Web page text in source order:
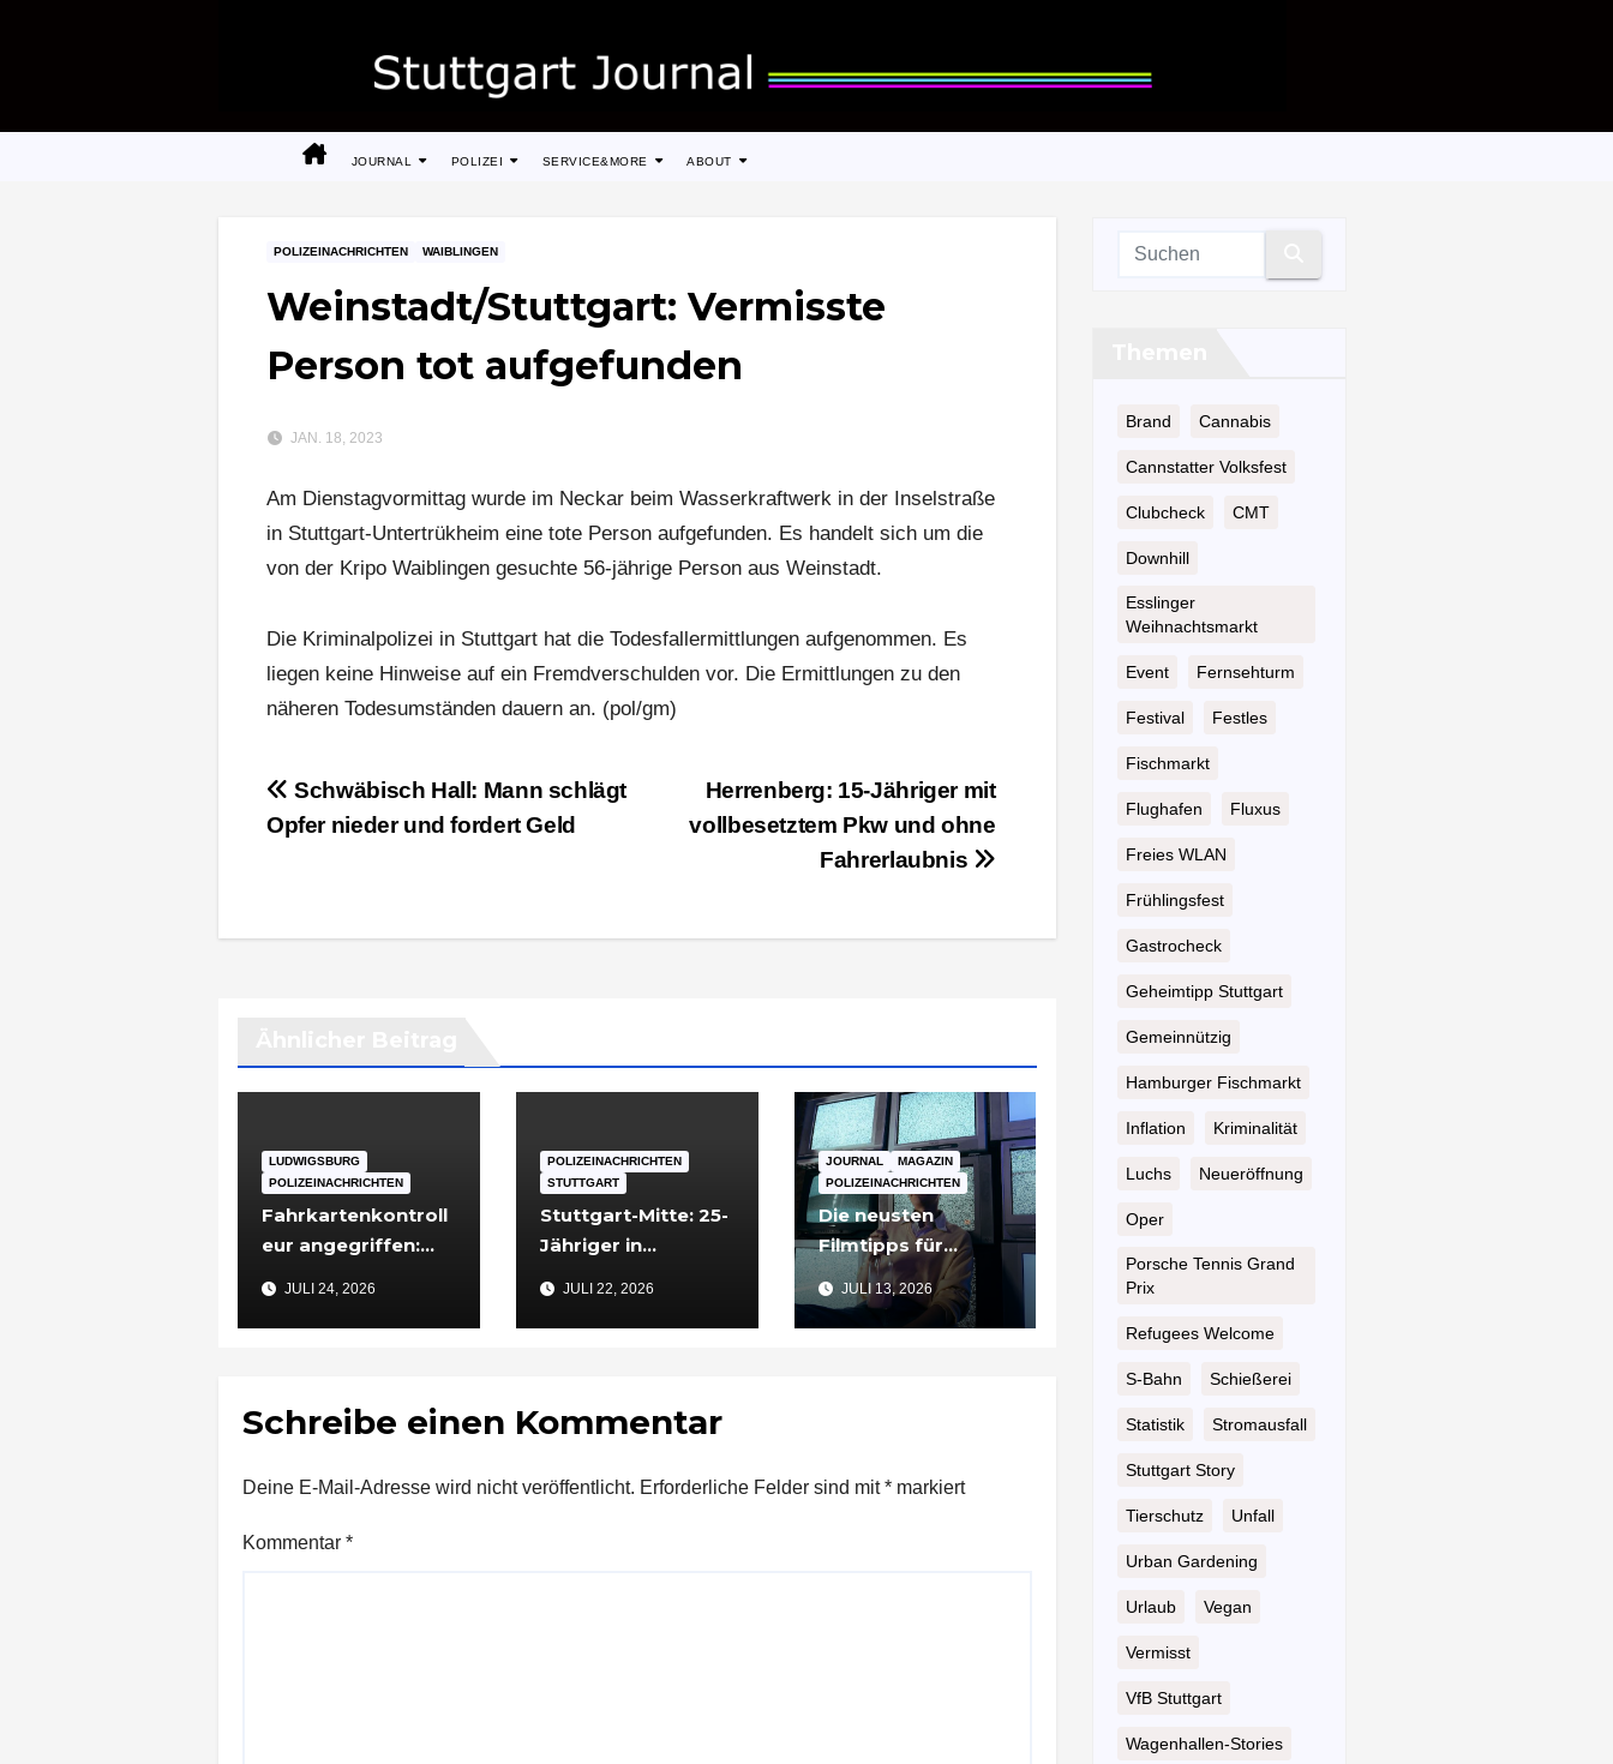
JOURNAL POLIZEI SERVICE&MORE ABOUT
POLIZEINACHRICHTEN WAIBLINGEN
Weinstadt/Stuttgart: Vermisste
Person tot aufgefunden
JAN. 18, 2023
Am Dienstagvormittag wurde im Neckar beim Wasserkraftwerk in der Inselstraße
in Stuttgart-Untertrükheim eine tote Person aufgefunden. Es handelt sich um die
von der Kripo Waiblingen gesuchte 56-jährige Person aus Weinstadt.
Die Kriminalpolizei in Stuttgart hat die Todesfallermittlungen aufgenommen. Es
liegen keine Hinweise auf ein Fremdverschulden vor. Die Ermittlungen zu den
näheren Todesumständen dauern an. (pol/gm)
Beitragsnavigation
Herrenberg: 15-Jähriger mit
vollbesetztem Pkw und ohne
Fahrerlaubnis
Schwäbisch Hall: Mann schlägt
Opfer nieder und fordert Geld
LUDWIGSBURG
POLIZEINACHRICHTEN
Fahrkartenkontroll
eur angegriffen:
Ludwigsburg in
JULI 24, 2026
POLIZEINACHRICHTEN
STUTTGART
Stuttgart-Mitte: 25-
Jähriger in
verletzt
JULI 22, 2026
JOURNAL
MAGAZIN
POLIZEINACHRICHTEN
Die neusten
Filmtipps für
Sommerabende
JULI 13, 2026
Schreibe einen Kommentar
Deine E-Mail-Adresse wird nicht veröffentlicht. Erforderliche Felder sind mit* markiert
Kommentar *
Brand Cannabis
Cannstatter Volksfest
Clubcheck CMT
Downhill
Esslinger
Weihnachtsmarkt
Event Fernsehturm
Festival Festles
Fischmarkt
Flughafen Fluxus
Freies WLAN
Frühlingsfest
Gastrocheck
Geheimtipp Stuttgart
Gemeinnützig
Hamburger Fischmarkt
Inflation Kriminalität
Luchs Neueröffnung
Oper
Porsche Tennis Grand
Prix
Refugees Welcome
S-Bahn Schießerei
Statistik Stromausfall
Stuttgart Story
Tierschutz Unfall
Urban Gardening
Urlaub Vegan
Vermisst
VfB Stuttgart
Wagenhallen-Stories